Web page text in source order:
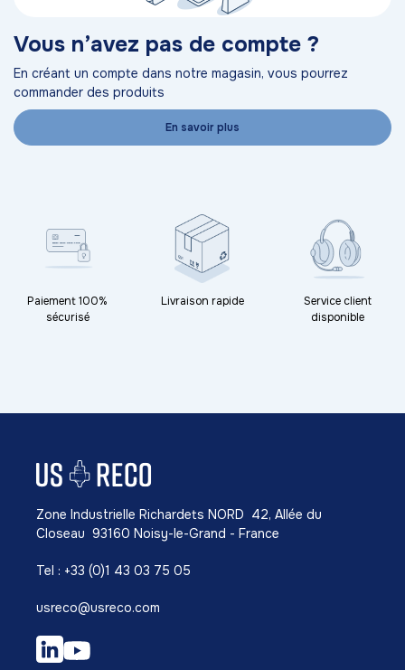
Vous n’avez pas de compte ?
En créant un compte dans notre magasin, vous pourrez
commander des produits
En savoir plus
Paiement 100%
sécurisé
Livraison rapide
Service client
disponible
Zone Industrielle Richardets NORD 42, Allée du
Closeau 93160 Noisy-le-Grand - France
Tel : +33 (0)1 43 03 75 05
usreco@usreco.com